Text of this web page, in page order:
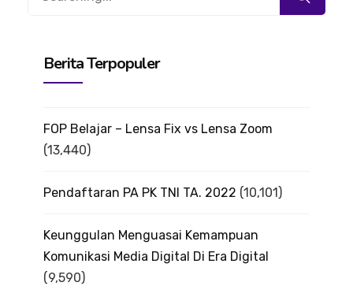
Berita Terpopuler
FOP Belajar – Lensa Fix vs Lensa Zoom
(13,440)
Pendaftaran PA PK TNI TA. 2022 (10,101)
Keunggulan Menguasai Kemampuan
Komunikasi Media Digital Di Era Digital
(9,590)